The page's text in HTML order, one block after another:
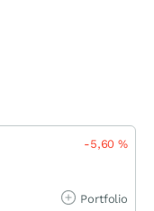
-5,60%
Portfolio